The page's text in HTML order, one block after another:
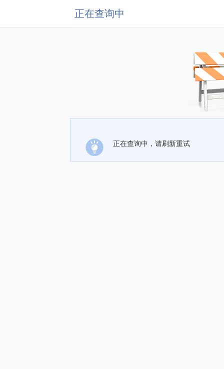
正在查询中
正在查询中，请刷新重试